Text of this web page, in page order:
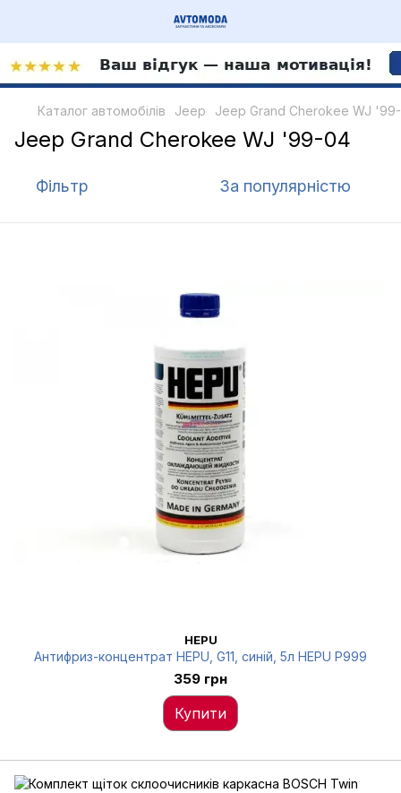
Каталог автомобілів Jeep Jeep Grand Cherokee WJ
Jeep Grand Cherokee WJ '99-04
Фільтр За популярністю
HEPU
Антифриз-концентрат HEPU, G11, синій, 5л HEPU P999
359 грн
Купити